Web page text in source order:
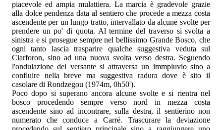
piacevole ed ampia mulattiera. La marcia è gradevole grazie
alla dolce pendenza data al sentiero che procede a mezza costa
ascendente per un lungo tratto, intervallato da alcune svolte per
prendere un po' di quota. Al termine del traverso si svolta a
sinistra e si prosegue sempre nel bellissimo Grande Bosco, che
ogni tanto lascia trasparire qualche suggestiva veduta sul
Ciarforon, sino ad una nuova svolta verso destra. Seguendo
l'ondulazione del versante si attraversa un immpluvio sino a
confluire nella breve ma suggestiva radura dove è sito il
casolare di Rondzegou (1974m, 0h50').
Poco dopo si superano ancora alcune svolte e si rientra nel
bosco procedendo sempre verso nord in mezza costa
ascendente sino ad incontrare, sulla destra, il sentierino non
numerato che conduce a Carré. Trascurare la deviazione